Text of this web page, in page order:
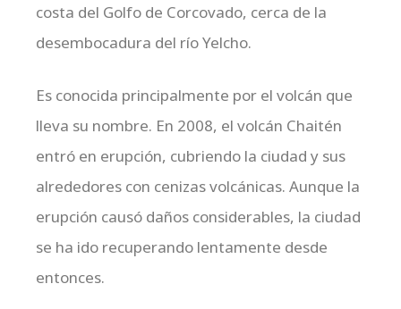
costa del Golfo de Corcovado, cerca de la
desembocadura del río Yelcho.
Es conocida principalmente por el volcán que
lleva su nombre. En 2008, el volcán Chaitén
entró en erupción, cubriendo la ciudad y sus
alrededores con cenizas volcánicas. Aunque la
erupción causó daños considerables, la ciudad
se ha ido recuperando lentamente desde
entonces.